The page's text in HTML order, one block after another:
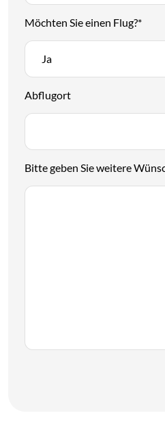
Möchten Sie einen Flug?*
Ja
Abflugort
Bitte geben Sie weitere